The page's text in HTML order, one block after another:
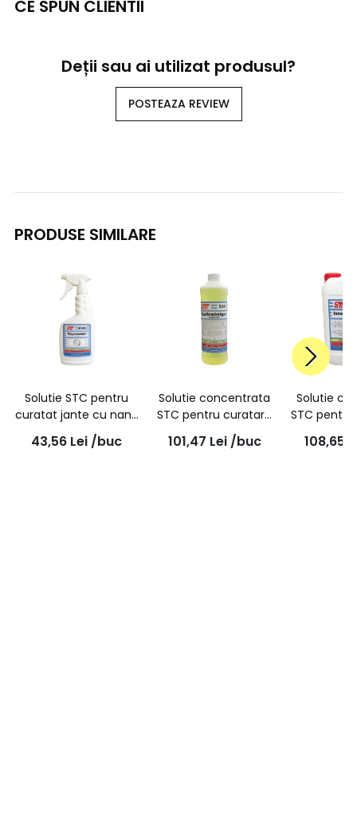
CE SPUN CLIENTII
Deții sau ai utilizat produsul?
POSTEAZA REVIEW
PRODUSE SIMILARE
Solutie STC pentru
curatat jante cu nano
particule, 5045,
pulverizator 500ml
43,56 Lei /buc
Solutie concentrata
STC pentru curatare
in atelierele auto HP-
CLEANER 5041, 1L
101,47 Lei /buc
Solutie
STC
(Fresh
108,65